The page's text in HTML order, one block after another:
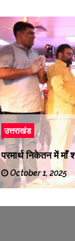
उत्तराखंड
परमार्थ निकेतन में माँ
October 1, 2025